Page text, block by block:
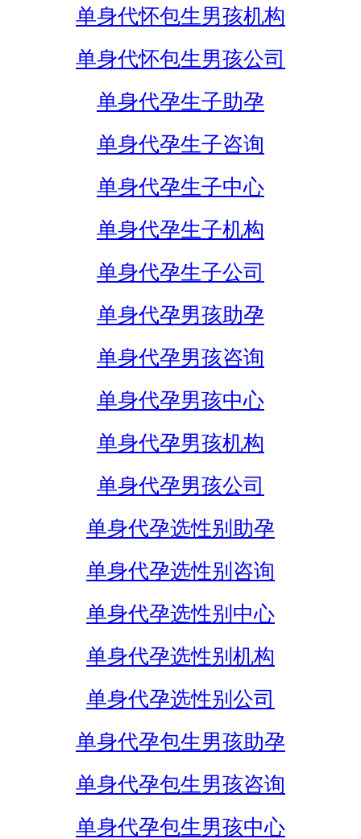
单身代怀包生男孩机构
单身代怀包生男孩公司
单身代孕生子助孕
单身代孕生子咨询
单身代孕生子中心
单身代孕生子机构
单身代孕生子公司
单身代孕男孩助孕
单身代孕男孩咨询
单身代孕男孩中心
单身代孕男孩机构
单身代孕男孩公司
单身代孕选性别助孕
单身代孕选性别咨询
单身代孕选性别中心
单身代孕选性别机构
单身代孕选性别公司
单身代孕包生男孩助孕
单身代孕包生男孩咨询
单身代孕包生男孩中心